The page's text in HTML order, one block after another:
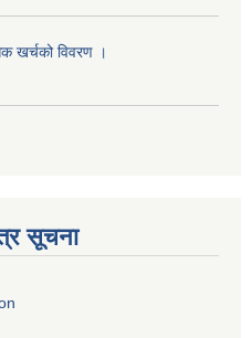
खर्चको विवरण ।
सूचना